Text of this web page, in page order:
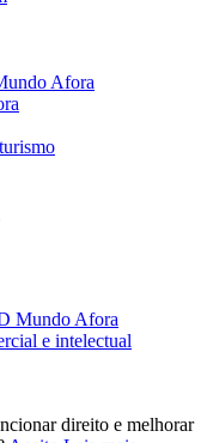
Afora
Mundo Afora
e intelectual
direito e melhorar